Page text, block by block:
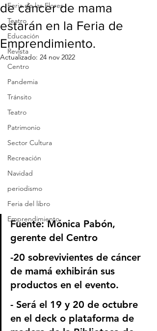
Feria de las Flores
Teatro
Educación
Revista
Centro
Pandemia
Tránsito
Teatro
Patrimonio
Sector Cultura
Recreación
Navidad
periodismo
Feria del libro
Emprendimiento
de cáncer de mama
estarán en la Feria de
Emprendimiento.
Actualizado: 24 nov 2022
Fuente: Mónica Pabón,
gerente del Centro
-20 sobrevivientes de cáncer
de mamá exhibirán sus
productos en el evento.
- Será el 19 y 20 de octubre
en el deck o plataforma de